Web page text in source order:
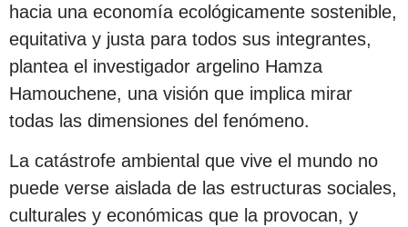
hacia una economía ecológicamente sostenible,
equitativa y justa para todos sus integrantes,
plantea el investigador argelino Hamza
Hamouchene, una visión que implica mirar
todas las dimensiones del fenómeno.
La catástrofe ambiental que vive el mundo no
puede verse aislada de las estructuras sociales,
culturales y económicas que la provocan, y